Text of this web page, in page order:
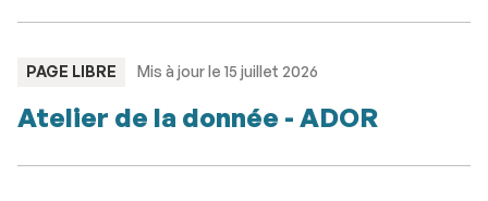
TYPE
PAGE LIBRE Mis à jour le 15 juillet 2026
Atelier de la donnée - ADOR